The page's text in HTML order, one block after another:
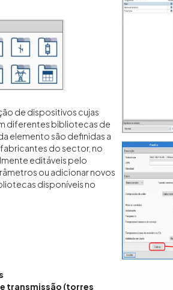
de dispositivos cujas
diferentes bibliotecas de
elemento são definidas a
do sector, no
editáveis pelo
ou adicionar novos
disponíveis no
transmissão (torres